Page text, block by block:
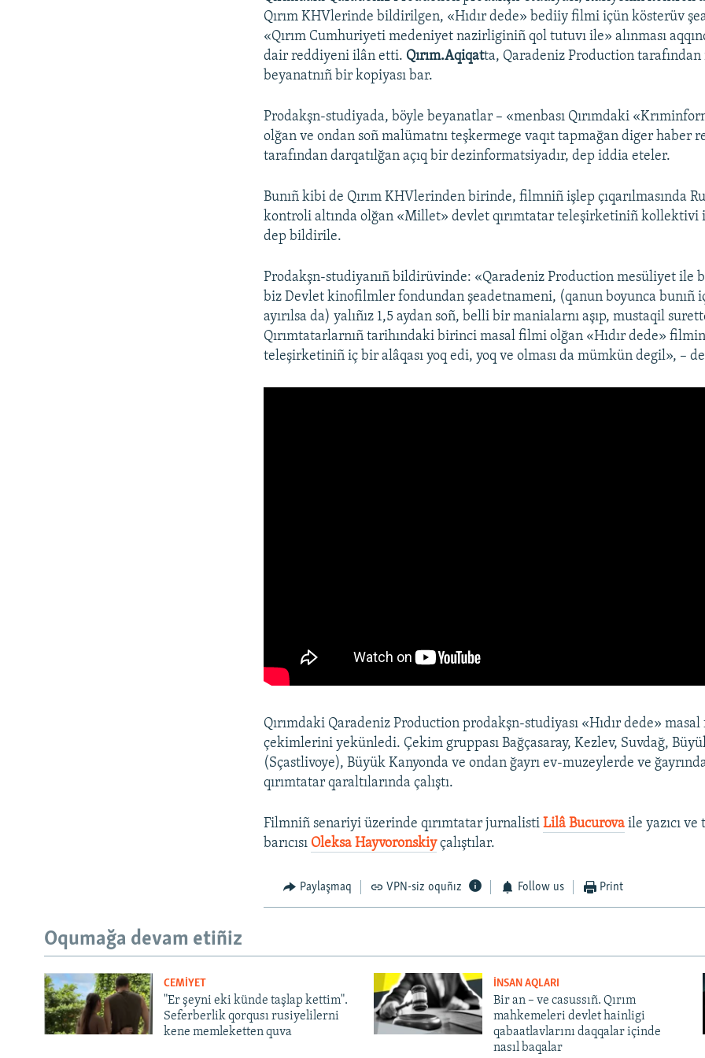
Qırım KHVlerinde bildirilgen, «Hıdır dede» bediiy filmi içün kösterüv
«Qırım Cumhuriyeti medeniyet nazirliginiñ qol tutuvı ile» alınması
dair reddiyeni ilân etti. Qırım.Aqiqatta, Qaradeniz Production
beyanatnıñ bir kopiyası bar.
Prodakşn-studiyada, böyle beyanatlar – «menbası Qırımdaki
olğan ve ondan soñ malümatnı teşkermege vaqıt tapmağan diger haber
tarafından darqatılğan açıq bir dezinformatsiyadır, dep iddia eteler.
Bunıñ kibi de Qırım KHVlerinden birinde, filmniñ işlep çıqarılmasında
kontroli altında olğan «Millet» devlet qırımtatar teleşirketiniñ kollektivi
dep bildirile.
Prodakşn-studiyanıñ bildirüvinde: «Qaradeniz Production mesüliyet ile
biz Devlet kinofilmler fondundan şeadetnameni, (qanun boyunca bunıñ
ayırılsa da) yalıñız 1,5 aydan soñ, belli bir manialarnı aşıp, mustaqil
Qırımtatarlarnıñ tarihındaki birinci masal filmi olğan «Hıdır dede»
teleşirketiniñ iç bir alâqası yoq edi, yoq ve olması da mümkün degil», –
Qırımdaki Qaradeniz Production prodakşn-studiyası «Hıdır dede»
çekimlerini yekünledi. Çekim gruppası Bağçasaray, Kezlev, Suvdağ,
(Sçastlivoye), Büyük Kanyonda ve ondan ğayrı ev-muzeylerde ve
qırımtatar qaraltılarında çalıştı.
Filmniñ senariyi üzerinde qırımtatar jurnalistiLilâ Bucurova ile yazıcı ve
barıcısı Oleksa Hayvoronskiyçalıştılar.
Paylaşmaq VPN-siz oquñız Follow us Print
Oqumağa devam etiñiz
CEMİYET
"Er şeyni eki künde taşlap kettim".
Seferberlik qorqusı rusiyelilerni
kene memleketten quva
İNSAN AQLARI
Bir an – ve casussıñ. Qırım
mahkemeleri devlet hainligi
qabaatlavlarını daqqalar içinde
nasıl baqalar